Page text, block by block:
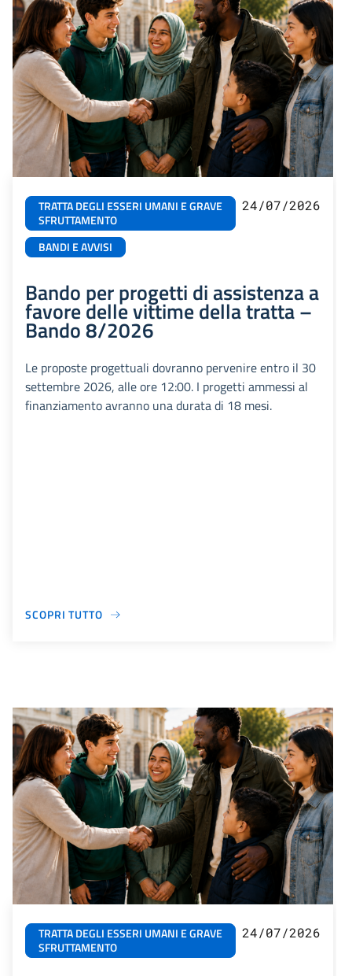
TRATTA DEGLI ESSERI UMANI E GRAVE
SFRUTTAMENTO
BANDI E AVVISI
24/07/2026
Bando per progetti di assistenza a
favore delle vittime della tratta –
Bando 8/2026
Le proposte progettuali dovranno pervenire entro il 30
settembre 2026, alle ore 12:00. I progetti ammessi al
finanziamento avranno una durata di 18 mesi.
SCOPRI TUTTO
TRATTA DEGLI ESSERI UMANI E GRAVE
SFRUTTAMENTO
24/07/2026